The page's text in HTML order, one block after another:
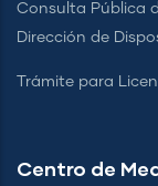
Consulta Pública
Dirección de
Trámite para
Centro de